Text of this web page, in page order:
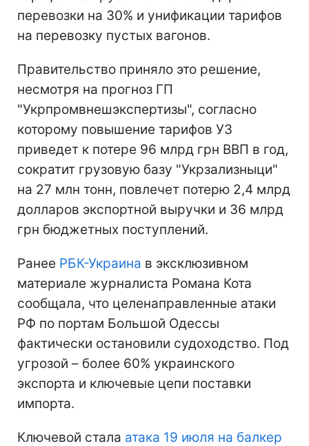
перевозки на 30% и унификации тарифов
на перевозку пустых вагонов.
Правительство приняло это решение,
несмотря на прогноз ГП
"Укрпромвнешэкспертизы", согласно
которому повышение тарифов УЗ
приведет к потере 96 млрд грн ВВП в год,
сократит грузовую базу "Укрзализныци"
на 27 млн тонн, повлечет потерю 2,4 млрд
долларов экспортной выручки и 36 млрд
грн бюджетных поступлений.
Ранее РБК-Украина в эксклюзивном
материале журналиста Романа Кота
сообщала, что целенаправленные атаки
РФ по портам Большой Одессы
фактически остановили судоходство. Под
угрозой – более 60% украинского
экспорта и ключевые цепи поставки
импорта.
Ключевой стала атака 19 июля на балкер